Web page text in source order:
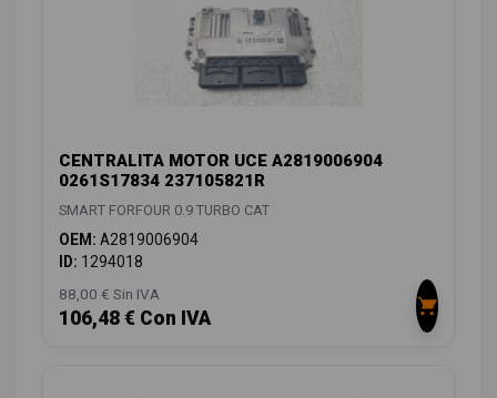
CENTRALITA MOTOR UCE A2819006904
0261S17834 237105821R
SMART FORFOUR 0.9 TURBO CAT
OEM: A2819006904
ID: 1294018
88,00 € Sin IVA
106,48 € Con IVA